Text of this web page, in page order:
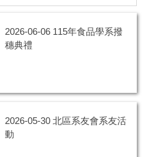
2026-06-06 115年食品學系撥
穗典禮
2026-05-30 北區系友會系友活
動